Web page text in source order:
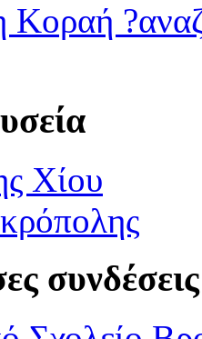
Κοραή
Χίου
συνδέσεις